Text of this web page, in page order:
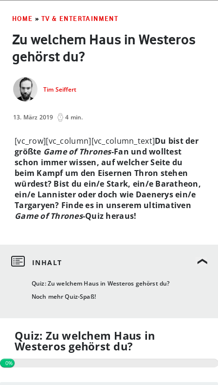
HOME » TV & ENTERTAINMENT
Zu welchem Haus in Westeros
gehörst du?
Tim Seiffert
13. März 2019 4 min.
Quiz: Zu welchem Haus in Westeros gehörst du?
Noch mehr Quiz-Spaß!
[vc_row][vc_column][vc_column_text]Du bist der
größte Game of Thrones-Fan und wolltest
schon immer wissen, auf welcher Seite du
beim Kampf um den Eisernen Thron stehen
würdest? Bist du ein/e Stark, ein/e Baratheon,
ein/e Lannister oder doch wie Daenerys ein/e
Targaryen? Finde es in unserem ultimativen
Game of Thrones-Quiz heraus!
Quiz: Zu welchem Haus in
Westeros gehörst du?
0%